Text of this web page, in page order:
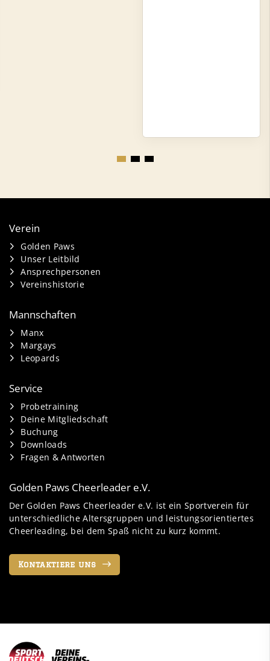
Verein
Golden Paws
Unser Leitbild
Ansprechpersonen
Vereinshistorie
Mannschaften
Manx
Margays
Leopards
Service
Probetraining
Deine Mitgliedschaft
Buchung
Downloads
Fragen & Antworten
Golden Paws Cheerleader e.V.
Der Golden Paws Cheerleader e.V. ist ein Sportverein für
unterschiedliche Altersgruppen und leistungsorientiertes
Cheerleading, bei dem Spaß nicht zu kurz kommt.
Kontaktiere uns